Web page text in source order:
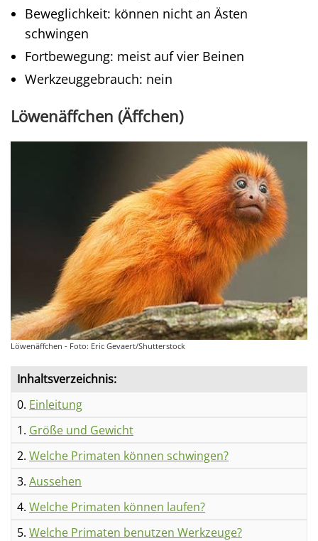
Beweglichkeit: können nicht an Ästen
schwingen
Fortbewegung: meist auf vier Beinen
Werkzeuggebrauch: nein
Löwenäffchen (Äffchen)
Löwenäffchen - Foto: Eric Gevaert/Shutterstock
Inhaltsverzeichnis:
0. Einleitung
1. Größe und Gewicht
2. Welche Primaten können schwingen?
3. Aussehen
4. Welche Primaten können laufen?
5. Welche Primaten benutzen Werkzeuge?